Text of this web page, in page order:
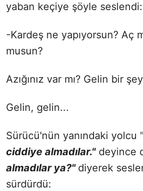
yaban keçiye şöyle seslendi:
-Kardeş ne yapıyorsun? Aç
musun?
Azığınız var mı? Gelin bir
Gelin, gelin...
Sürücü'nün yanındaki yolcu
ciddiye almadılar."deyince
almadılar ya?" diyerek
sürdürdü: